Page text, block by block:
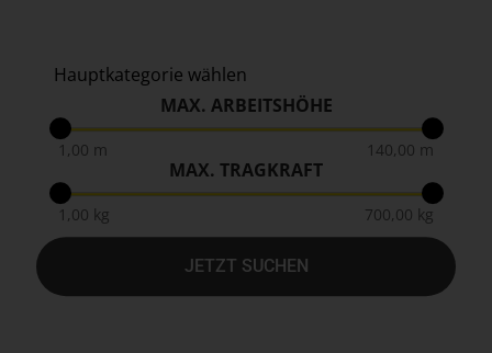
MAX. ARBEITSHÖHE
1,00 m 140,00 m
MAX. TRAGKRAFT
1,00 kg 700,00 kg
JETZT SUCHEN